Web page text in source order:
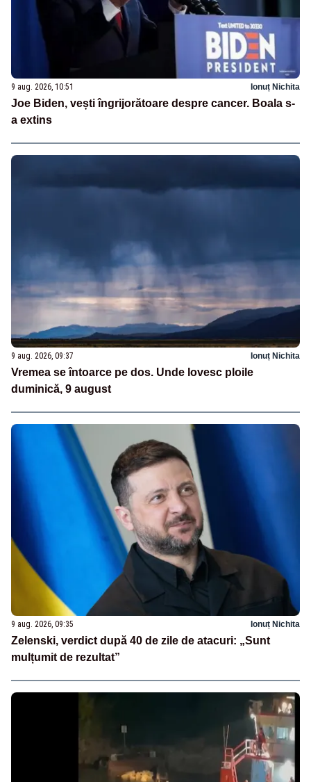
9 aug. 2026, 10:51 Ionuț Nichita
Joe Biden, vești îngrijorătoare despre cancer. Boala s-
a extins
9 aug. 2026, 09:37 Ionuț Nichita
Vremea se întoarce pe dos. Unde lovesc ploile
duminică, 9 august
9 aug. 2026, 09:35 Ionuț Nichita
Zelenski, verdict după 40 de zile de atacuri: „Sunt
mulțumit de rezultat”